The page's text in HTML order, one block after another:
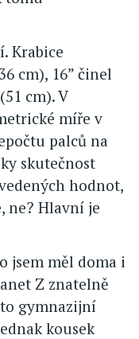
Krabice
cm), 16” činel
cm). V
míře v
palců na
skutečnost
hodnot,
ne? Hlavní je
jsem měl doma i
Z znatelně
gymnazijní
kousek